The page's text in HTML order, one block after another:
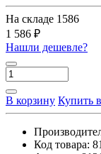
На складе 1586
1 586 ₽
Нашли дешевле?
В корзину Купить
Код товара: